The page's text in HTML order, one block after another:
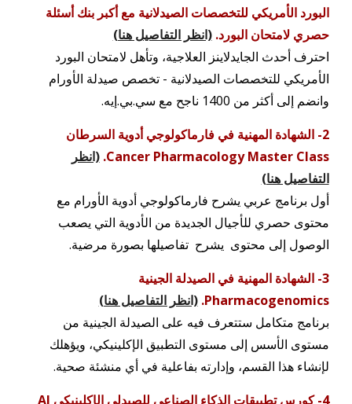
البورد الأمريكي للتخصصات الصيدلانية مع أكبر بنك أسئلة
حصري لامتحان البورد.(انظر التفاصيل هنا)
احترف أحدث الجايدلاينز العلاجية، وتأهل لامتحان البورد
الأمريكي للتخصصات الصيدلانية - تخصص صيدلة الأورام
وانضم إلى أكثر من 1400 ناجح مع سي.بي.إيه.
2- الشهادة المهنية في فارماكولوجي أدوية السرطان
Cancer Pharmacology Master Class. (انظر
التفاصيل هنا)
أول برنامج عربي يشرح فارماكولوجي أدوية الأورام مع
محتوى حصري للأجيال الجديدة من الأدوية التي يصعب
الوصول إلى محتوى يشرح تفاصيلها بصورة مرضية.
3- الشهادة المهنية في الصيدلة الجينية
Pharmacogenomics. (انظر التفاصيل هنا)
برنامج متكامل ستتعرف فيه على الصيدلة الجينية من
مستوى الأسس إلى مستوى التطبيق الإكلينيكي، ويؤهلك
لإنشاء هذا القسم، وإدارته بفاعلية في أي منشئة صحية.
4- كورس تطبيقات الذكاء الصناعي للصيدلي الإكلينيكي AI